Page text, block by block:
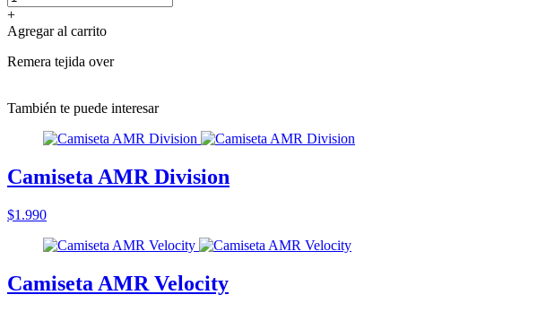
+
Agregar al carrito
Remera tejida over
También te puede interesar
Camiseta AMR Division
$1.990
Camiseta AMR Velocity